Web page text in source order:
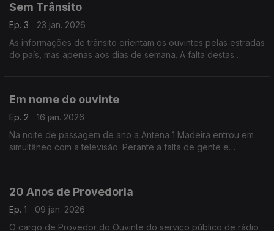
Sem Trânsito
Ep. 3
23 jan. 2026
As informações de trânsito orientam os ouvintes pelas estradas
do país, mas apenas aos dias de semana. A falta destas
Em nome do ouvinte
Ep. 2
16 jan. 2026
Na noite de passagem de ano a Antena 1 Madeira entrou em
simultâneo com a televisão. Perante a falta de gente e
20 Anos de Provedoria
Ep. 1
09 jan. 2026
O cargo de Provedor do Ouvinte do serviço público de rádio